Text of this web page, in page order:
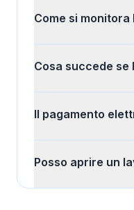
Come si
Cosa succede se
Il pagamento
Posso aprire un